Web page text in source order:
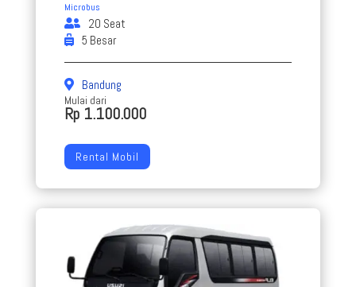
Microbus
20 Seat
5 Besar
Bandung
Mulai dari
Rp 1.100.000
Rental Mobil